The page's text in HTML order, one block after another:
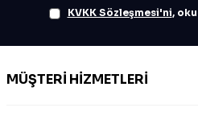
KVKK Sözleşmesi'ni,
MÜŞTERI HIZMETLERI